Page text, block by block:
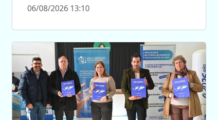
06/08/2026 13:10